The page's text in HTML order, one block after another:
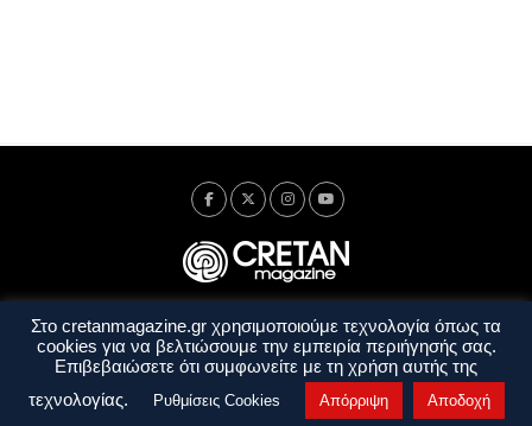
Ταυτότητα Πολιτική Απορρήτου
Όροι Χρήσης
Όροι και Προϋποθέσεις
Στο cretanmagazine.gr χρησιμοποιούμε τεχνολογία όπως τα
cookies για να βελτιώσουμε την εμπειρία περιήγησής σας.
Επιβεβαιώσετε ότι συμφωνείτε με τη χρήση αυτής της
τεχνολογίας.
Ρυθμίσεις Cookies Απόρριψη Αποδοχή